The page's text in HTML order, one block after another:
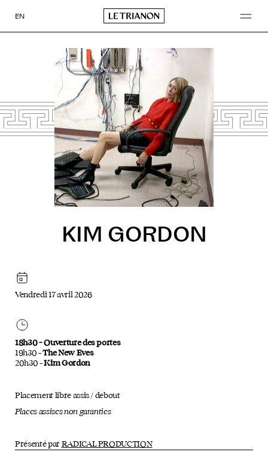
auEN
KIM GORDON
Vendredi 17 avril 2026
18h30 – Ouverture des portes
19h30 –The New Eves
20h30 –Kim Gordon
Placement libre assis / debout
Places assises non garanties
Présenté par RADICAL PRODUCTION